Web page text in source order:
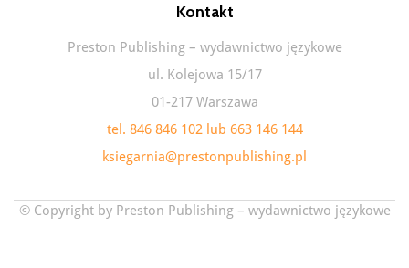
Kontakt
Preston Publishing – wydawnictwo językowe
ul. Kolejowa 15/17
01-217 Warszawa
tel. 846 846 102 lub 663 146 144
ksiegarnia@prestonpublishing.pl
© Copyright by Preston Publishing – wydawnictwo językowe